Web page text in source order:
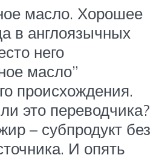
масло. Хорошее
в англоязычных
него
масло”
происхождения.
это переводчика?
– субпродукт без
И опять